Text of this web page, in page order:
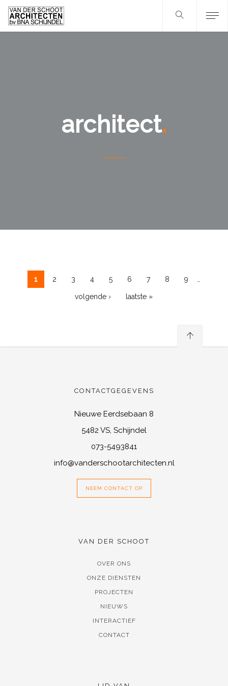
architect
Pagina's
1 2 3 4 5 6 7 8 9 …
volgende › laatste »
CONTACTGEGEVENS
Nieuwe Eerdsebaan 8
5482 VS, Schijndel
073-5493841
info@vanderschootarchitecten.nl
NEEM CONTACT OP
VAN DER SCHOOT
OVER ONS
ONZE DIENSTEN
PROJECTEN
NIEUWS
INTERACTIEF
CONTACT